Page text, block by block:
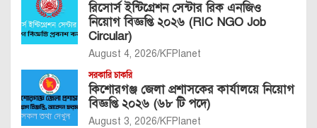
রিসোর্স ইন্টিগ্রেশন সেন্টার রিক এনজিও
নিয়োগ বিজ্ঞপ্তি ২০২৬ (RIC NGO Job
Circular)
August 4, 2026 KFPlanet
সরকারি চাকরি
কিশোরগঞ্জ জেলা প্রশাসকের কার্যালয়ে নিয়োগ
বিজ্ঞপ্তি ২০২৬ (৬৮ টি পদে)
August 3, 2026 KFPlanet